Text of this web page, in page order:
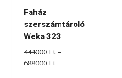
Faház
szerszámtároló
Weka 323
444000 Ft –
688000 FtÁrtartomány: